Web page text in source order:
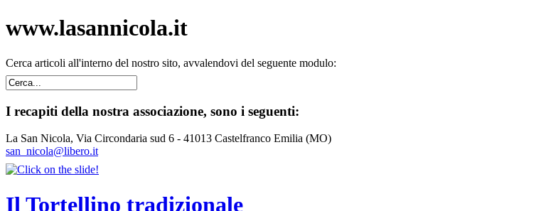
www.lasannicola.it
Cerca articoli all'interno del nostro sito, avvalendovi del seguente modulo:
I recapiti della nostra associazione, sono i seguenti:
La San Nicola, Via Circondaria sud 6 - 41013 Castelfranco Emilia (MO)
san_nicola@libero.it
Il Tortellino tradizionale